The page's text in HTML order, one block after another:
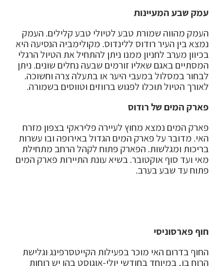
עמק שבע המעיינות
העמק מהווה שמורת טבע לטיולי טבע קלילים. העמק
נמצא בין העיר רודוס ללינדוס. מקולימביה הנסיעה היא
בכיוון מערב לחניון ממנו ניתן להתחיל את הטיול הרגלי
המסתיים באגם שאליו זורמים שבעה נחלים שונים. ניתן
לבחור במסלול במעבי היער או בתעלה צרה וחשוכה.
לאורך הטיול תוכלו לפגוש ברווזים וטווסים בשמורה.
פארק המים של רודוס
פארק המים נמצא מחוץ לעיירה פליראקי בצפון מזרח
האי. מדובר על פארק המים הגדול באירופה ובו עשרות
בריכות ומגלשות. הפארק פתוח לקהל הרחב מתחילת
מאי ועד סוף אוקטובר. בשיא עונת התיירות פארק המים
פתוח עד שבע בערב.
חוף פארסוניסי
החוף בדרום האי מוכר בפעילות הקייטסרפינג וגלישת
הרוח בו, במיוחד בחודשי יולי-אוגוסט בהן יש רוחות